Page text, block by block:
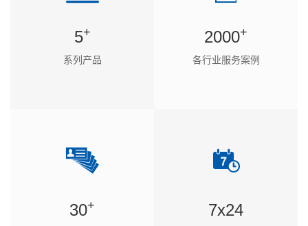
5+
系列产品
2000+
各行业服务案例
30+ 7x24